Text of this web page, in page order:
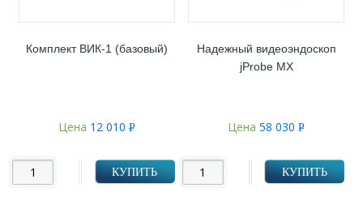
Комплект ВИК-1 (базовый)
Цена 12 010 Р
КУПИТЬ
Надежный видеоэндоскоп
jProbe MX
Цена58 030Р
КУПИТЬ